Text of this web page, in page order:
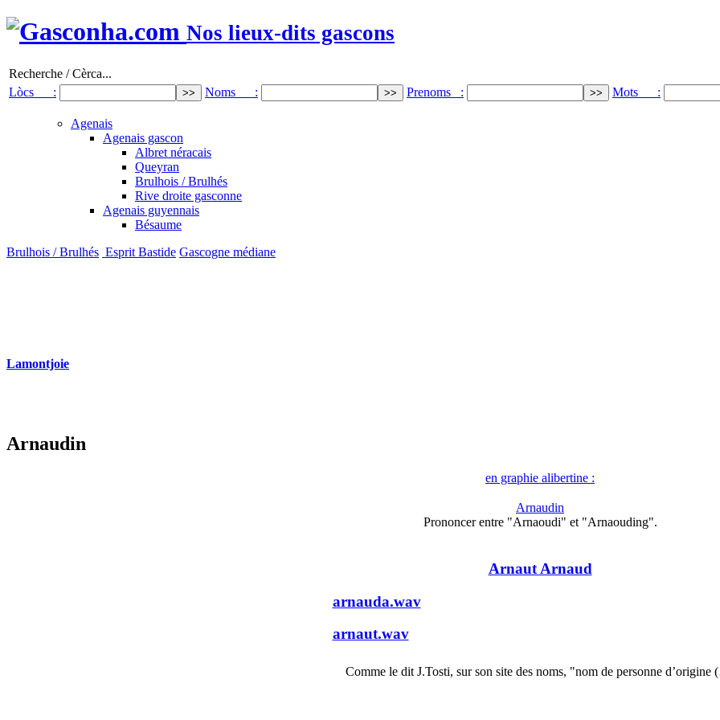
Nos lieux-dits gascons
Recherche / Cèrca...
Lòcs :
Noms : Prenoms : Mots :
Agenais
Agenais gascon
Albret néracais
Queyran
Brulhois / Brulhés
Rive droite gasconne
Agenais guyennais
Bésaume
Brulhois / Brulhés Esprit Bastide Gascogne médiane
Lamontjoie
Arnaudin
en graphie alibertine :
Arnaudin
Prononcer entre "Arnaoudi" et "Arnaouding".
Arnaut Arnaud
arnauda.wav
arnaut.wav
Comme le dit J.Tosti, sur son site des noms, "nom de personne